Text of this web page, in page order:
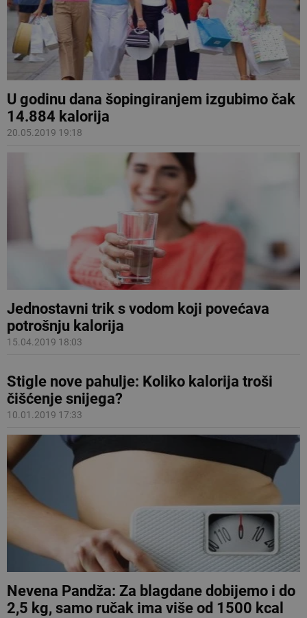
U godinu dana šopingiranjem izgubimo čak
14.884 kalorija
20.05.2019 19:18
Jednostavni trik s vodom koji povećava
potrošnju kalorija
15.04.2019 18:03
Stigle nove pahulje: Koliko kalorija troši
čišćenje snijega?
10.01.2019 17:33
Nevena Pandža: Za blagdane dobijemo i do
2,5 kg, samo ručak ima više od 1500 kcal